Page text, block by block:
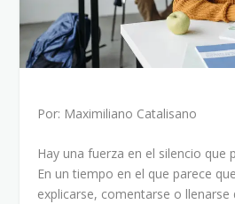
Por: Maximiliano Catalisano
Hay una fuerza en el silencio que
En un tiempo en el que parece
explicarse, comentarse o llenarse